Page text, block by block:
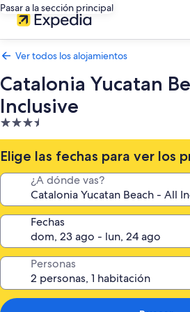
Pasar a la sección principal
Ver todos los alojamientos
Catalonia Yucatan
Inclusive
Alojamiento
de
3.5 estrellas
Elige las fechas para ver los
¿A dónde vas?
Fechas
Personas